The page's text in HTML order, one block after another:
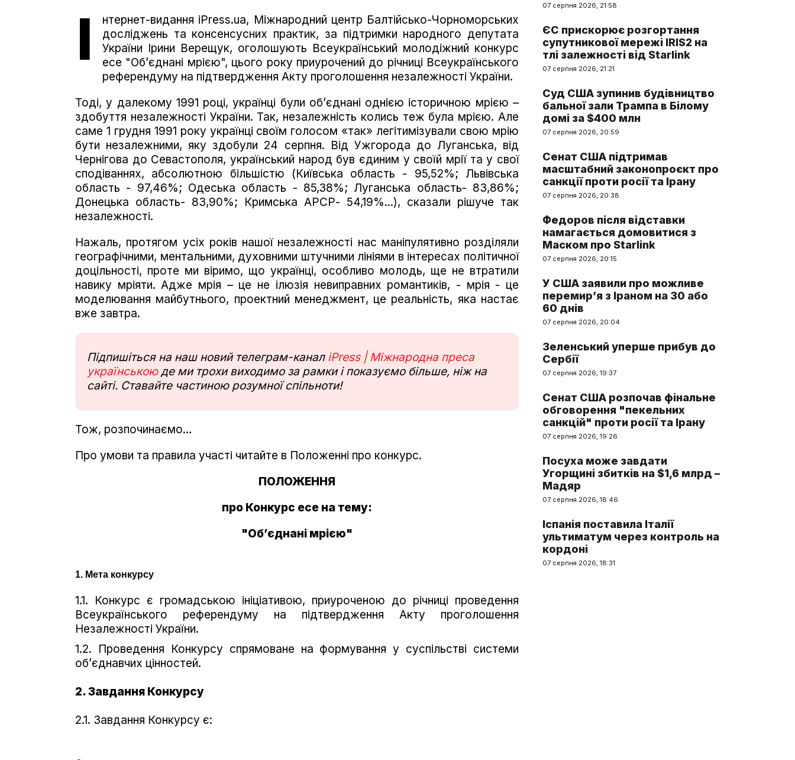
І
нтернет-видання iPress.ua, Міжнародний центр Балтійсько-Чорноморських
досліджень та консенсусних практик, за підтримки народного депутата
України Ірини Верещук, оголошують Всеукраїнський молодіжний конкурс
есе "Об’єднані мрією", цього року приурочений до річниці Всеукраїнського
референдуму на підтвердження Акту проголошення незалежності України.
Тоді, у далекому 1991 році, українці були об’єднані однією історичною мрією –
здобуття незалежності України. Так, незалежність колись теж була мрією. Але
саме 1 грудня 1991 року українці своїм голосом «так» легітимізували свою мрію
бути незалежними, яку здобули 24 серпня. Від Ужгорода до Луганська, від
Чернігова до Севастополя, український народ був єдиним у своїй мрії та у свої
сподіваннях, абсолютною більшістю (Київська область - 95,52%; Львівська
область - 97,46%; Одеська область - 85,38%; Луганська область- 83,86%;
Донецька область- 83,90%; Кримська АРСР- 54,19%...), сказали рішуче так
незалежності.
Нажаль, протягом усіх років нашої незалежності нас маніпулятивно розділяли
географічними, ментальними, духовними штучними лініями в інтересах політичної
доцільності, проте ми віримо, що українці, особливо молодь, ще не втратили
навику мріяти. Адже мрія – це не ілюзія невиправних романтиків, - мрія - це
моделювання майбутнього, проектний менеджмент, це реальність, яка настає
вже завтра.
Підпишіться на наш новий телеграм-канал iPress | Міжнародна преса
українськоюде ми трохи виходимо за рамки і показуємо більше, ніж на
сайті. Ставайте частиною розумної спільноти!
Тож, розпочинаємо…
Про умови та правила участі читайте в Положенні про конкурс.
ПОЛОЖЕННЯ
про Конкурс есе на тему:
"Об’єднані мрією"
1. Мета конкурсу
1.1. Конкурс є громадською ініціативою, приуроченою до річниці проведення
Всеукраїнського референдуму на підтвердження Акту проголошення
Незалежності України.
1.2.
Проведення Конкурсу спрямоване на формування у суспільстві системи
об’єднавчих цінностей.
2. Завдання Конкурсу
2.1. Завдання Конкурсу є:
07 серпня 2026, 21:58
ЄС прискорює розгортання
супутникової мережі IRIS2 на
тлі залежності від Starlink
07 серпня 2026, 21:21
Суд США зупинив будівництво
бальної зали Трампа в Білому
домі за $400 млн
07 серпня 2026, 20:59
Сенат США підтримав
масштабний законопроєкт про
санкції проти росії та Ірану
07 серпня 2026, 20:38
Федоров після відставки
намагається домовитися з
Маском про Starlink
07 серпня 2026, 20:15
У США заявили про можливе
перемир’я з Іраном на 30 або
60 днів
07 серпня 2026, 20:04
Зеленський уперше прибув до
Сербії
07 серпня 2026, 19:37
Сенат США розпочав фінальне
обговорення "пекельних
санкцій" проти росії та Ірану
07 серпня 2026, 19:26
Посуха може завдати
Угорщині збитків на $1,6 млрд –
Мадяр
07 серпня 2026, 18:46
Іспанія поставила Італії
ультиматум через контроль на
кордоні
07 серпня 2026, 18:31